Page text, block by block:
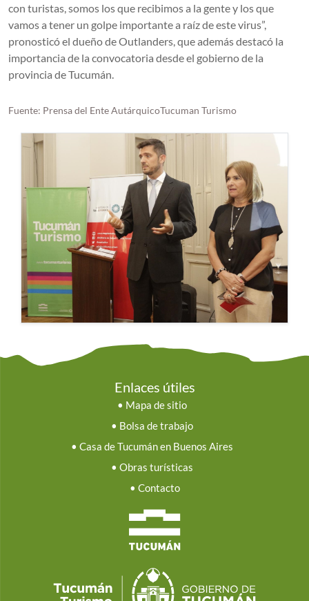
con turistas, somos los que recibimos a la gente y los que
vamos a tener un golpe importante a raíz de este virus”,
pronosticó el dueño de Outlanders, que además destacó la
importancia de la convocatoria desde el gobierno de la
provincia de Tucumán.
Fuente: Prensa del Ente AutárquicoTucuman Turismo
Enlaces útiles
• Mapa de sitio
• Bolsa de trabajo
• Casa de Tucumán en Buenos Aires
• Obras turísticas
• Contacto